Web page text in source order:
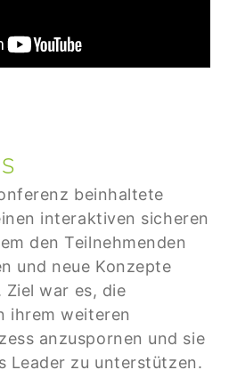
beinhaltete
interaktiven sicheren
den Teilnehmenden
und neue Konzepte
war es, die
ihrem weiteren
anzuspornen und sie
Leader zu unterstützen.